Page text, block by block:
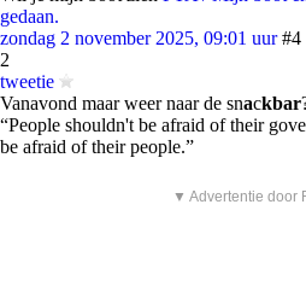
gedaan.
zondag 2 november 2025, 09:01 uur #4
2
tweetie
Vanavond maar weer naar de snackbar
“People shouldn't be afraid of their
be afraid of their people.”
▼ Advertentie door